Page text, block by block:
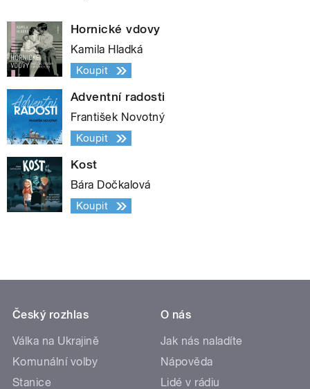
Hornické vdovy
Kamila Hladká
Koupit
Adventní radosti
František Novotný
Koupit
Kost
Bára Dočkalová
Koupit
Český rozhlas
Válka na Ukrajině
Komunální volby
Stanice
O nás
Jak nás naladíte
Nápověda
Lidé v rádiu